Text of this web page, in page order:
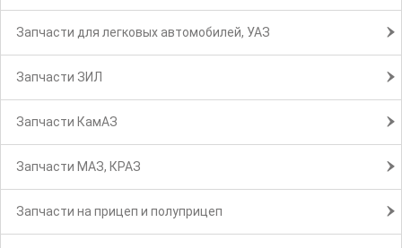
Запчасти для легковых автомобилей, УАЗ
Запчасти ЗИЛ
Запчасти КамАЗ
Запчасти МАЗ, КРАЗ
Запчасти на прицеп и полуприцеп